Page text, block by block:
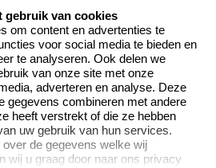
Contact opnemen
Veel gestelde vragen
Retourneren
Herroepingsrecht
gebruik van cookies
om content en advertenties te
voor social media te bieden en
te analyseren. Ook delen we
van onze site met onze
adverteren en analyse. Deze
gegevens combineren met andere
heeft verstrekt of die ze hebben
uw gebruik van hun services.
de gegevens welke wij
wij u graag door naar ons privacy